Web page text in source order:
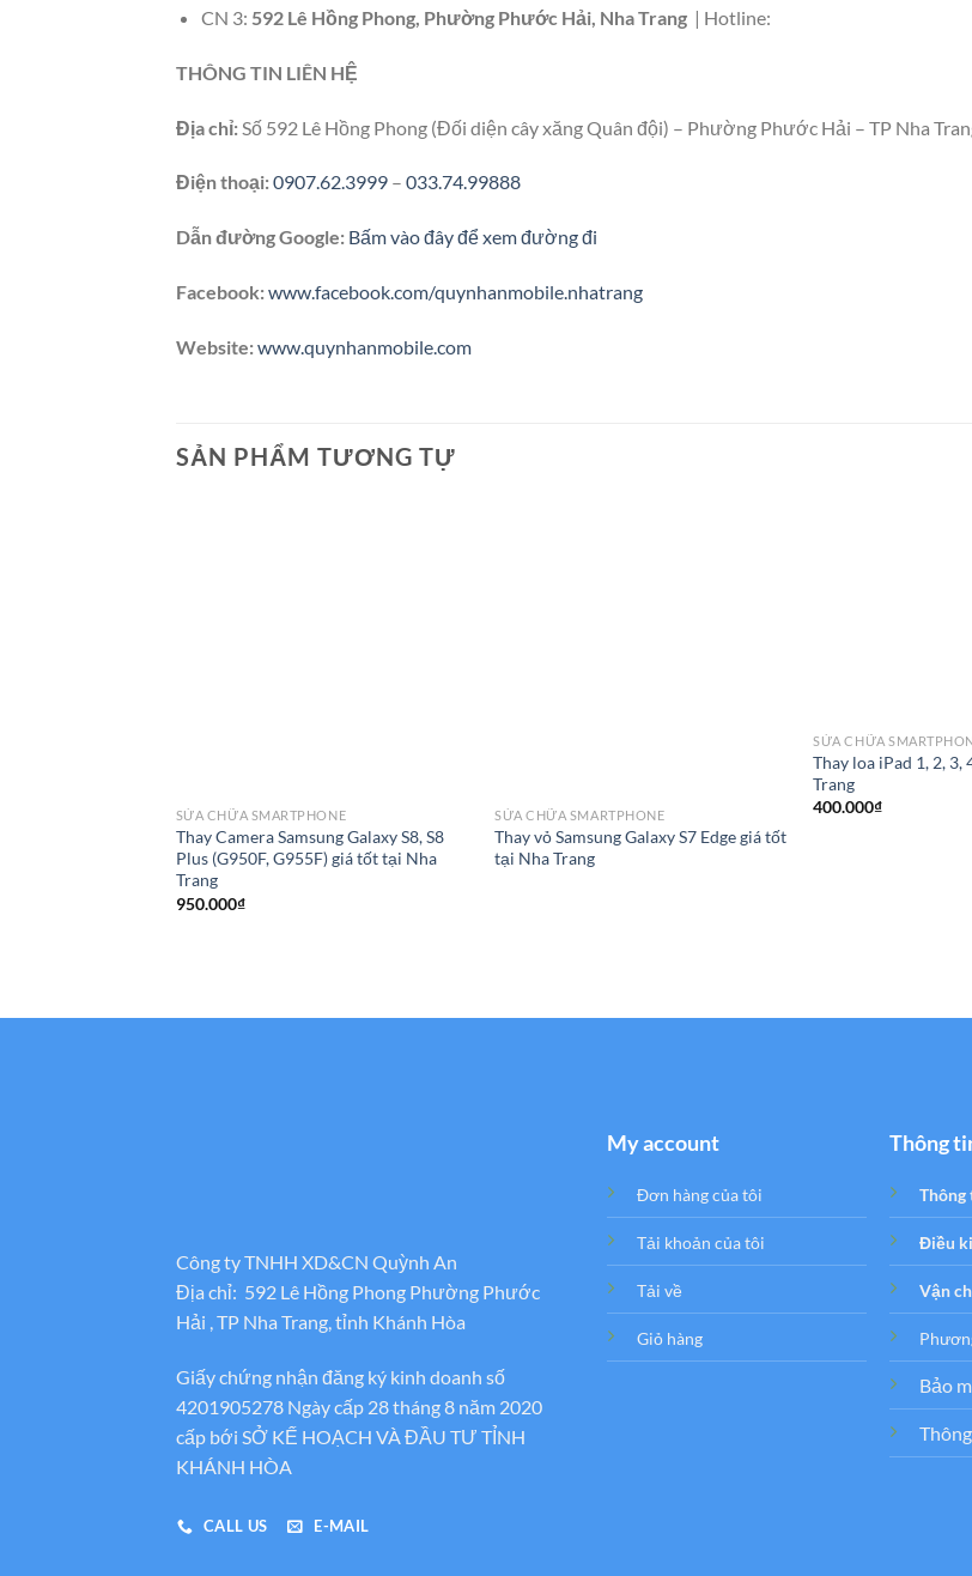
CN 3: 592 Lê Hồng Phong, Phường Phước Hải, Nha Trang| Hotline:
THÔNG TIN LIÊN HỆ
Địa chỉ: Số 592 Lê Hồng Phong (Đối diện cây xăng Quân đội) – Phường Phước Hải – TP Nha
Điện thoại:0907.62.3999 – 033.74.99888
Dẫn đường Google: Bấm vào đây để xem đường đi
Facebook:www.facebook.com/quynhanmobile.nhatrang
Website:www.quynhanmobile.com
SẢN PHẨM TƯƠNG TỰ
SỬA CHỮA SMARTPHONE
Thay Camera Samsung Galaxy S8, S8
Plus (G950F, G955F) giá tốt tại Nha
Trang
950.000₫
SỬA CHỮA SMARTPHONE
Thay vỏ Samsung Galaxy S7 Edge giá tốt
tại Nha Trang
SỬA CHỮA
Thay loa iPad 1, 2,
Trang
400.000₫
Công ty TNHH XD&CN Quỳnh An
Địa chỉ: 592 Lê Hồng Phong Phường Phước
Hải , TP Nha Trang, tỉnh Khánh Hòa
Giấy chứng nhận đăng ký kinh doanh số
4201905278 Ngày cấp 28 tháng 8 năm 2020
cấp bới SỞ KẾ HOẠCH VÀ ĐẦU TƯ TỈNH
KHÁNH HÒA
CALL US E-MAIL
My account
Đơn hàng của tôi
Tải khoản của tôi
Tải về
Giỏ hàng
Thông
Thông
Điều
Vận
Bảo